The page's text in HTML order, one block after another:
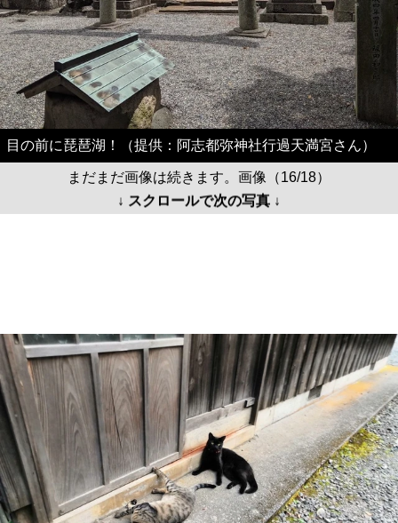
目の前に琵琶湖！（提供：阿志都弥神社行過天満宮さん）
まだまだ画像は続きます。画像（16/18）
↓ スクロールで次の写真 ↓